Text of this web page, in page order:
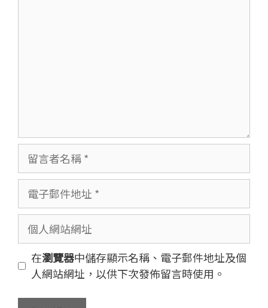
者
稱
郵
址
站
址
在瀏覽器中儲存顯示名稱、電子郵件地址及個
人網站網址，以供下次發佈留言時使用。